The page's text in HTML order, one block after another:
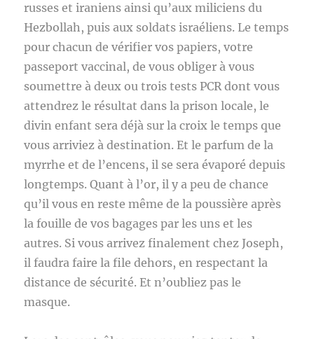
russes et iraniens ainsi qu’aux miliciens du
Hezbollah, puis aux soldats israéliens. Le temps
pour chacun de vérifier vos papiers, votre
passeport vaccinal, de vous obliger à vous
soumettre à deux ou trois tests PCR dont vous
attendrez le résultat dans la prison locale, le
divin enfant sera déjà sur la croix le temps que
vous arriviez à destination. Et le parfum de la
myrrhe et de l’encens, il se sera évaporé depuis
longtemps. Quant à l’or, il y a peu de chance
qu’il vous en reste même de la poussière après
la fouille de vos bagages par les uns et les
autres. Si vous arrivez finalement chez Joseph,
il faudra faire la file dehors, en respectant la
distance de sécurité. Et n’oubliez pas le
masque.